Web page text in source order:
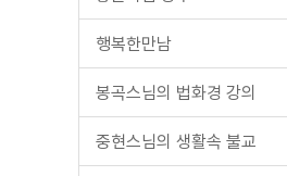
행복한만남
봉곡스님의 법화경 강의
중현스님의 생활속 불교